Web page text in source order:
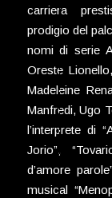
carriera
prodigio del
nomi di serie
Oreste
Madeleine
Manfredi, Ugo
l’interprete di
Jorio”,
d’amore
musical